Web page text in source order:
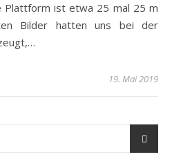
Plattform ist etwa 25 mal 25 m
Bilder hatten uns bei der
19. Mai 2019